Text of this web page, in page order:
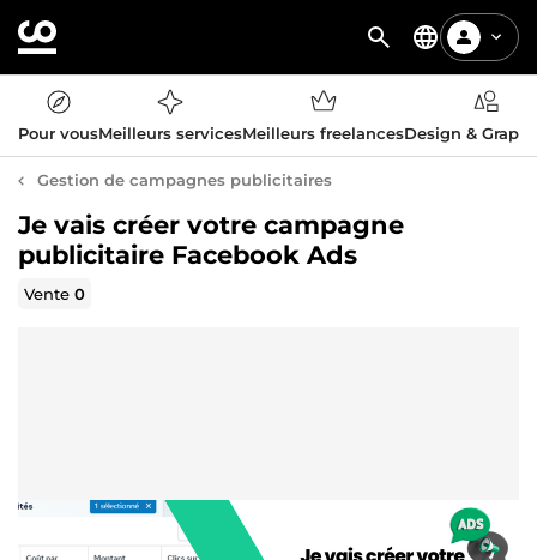
Pour vousMeilleurs servicesMeilleurs freelancesDesign &
Gestion de campagnes publicitaires
Je vais créer votre campagne
publicitaire Facebook Ads
Vente0